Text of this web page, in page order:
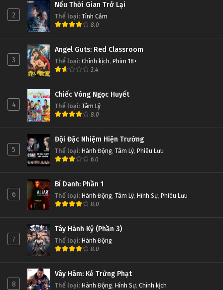
2
Nếu Thời Gian Trở Lại
Thể loại: Tình Cảm
8.0
3
Angel Guts: Red Classroom
Thể loại: Chính kịch, Phim 18+
3.4
4
Chiếc Vòng Ngọc Huyết
Thể loại: Tâm Lý
8.0
5
Đội Đặc Nhiệm Hiện Trường
Thể loại: Hành Động, Tâm Lý, Phiêu Lưu
6.0
6
Bí Danh: Phần 1
Thể loại: Hành Động, Tâm Lý, Hình Sự, Phiêu Lưu
8.0
7
Tây Hành Kỷ (Phần 3)
Thể loại: Hành Động
8.0
8
Vây Hãm: Kẻ Trừng Phạt
Thể loại: Hành Động, Hình Sự, Chính kịch